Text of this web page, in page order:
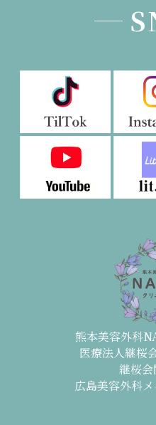
熊本美容外科
医療法人継桜
継桜
広島美容外科